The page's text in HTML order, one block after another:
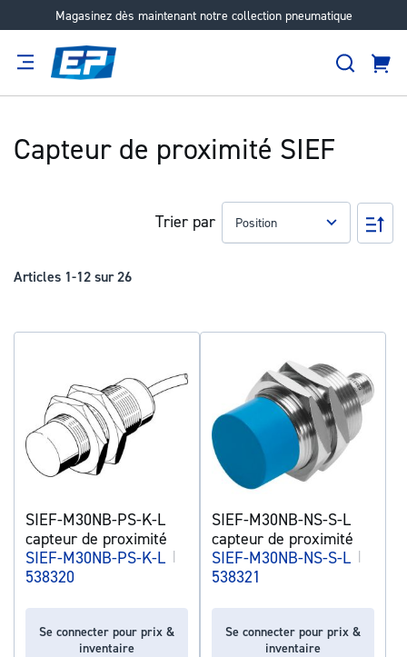
Magasinez dès maintenant notre collection pneumatique
Aller
Capteur de proximité SIEF
Articles 1-12 sur26
Trier par
Par
SIEF-M30NB-PS-K-L
capteur de proximité
SIEF-M30NB-PS-K-L |
538320
Se connecter pour prix &
inventaire
SIEF-M30NB-NS-S-L
capteur de proximité
SIEF-M30NB-NS-S-L |
538321
Se connecter pour prix &
inventaire